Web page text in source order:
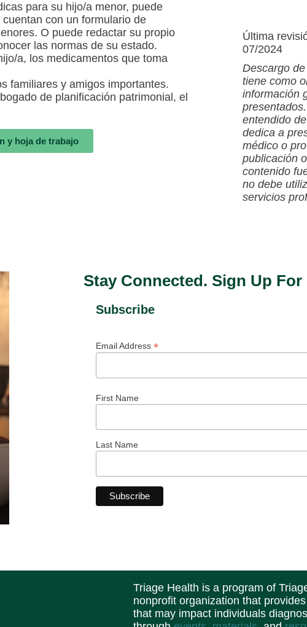
para su hijo/a menor, puede
con un formulario de
O puede redactar su propio
las normas de su estado.
a, los medicamentos que toma
familiares y amigos importantes.
de planificación patrimonial, el
y hoja de trabajo
Última
07/2024
Descargo
tiene como
información
entendido
dedica a
médico o
publicación
contenido
no debe
servicios
Stay Connected. Sign Up
Subscribe
Email Address*
First Name
Last Name
Triage Health is a program of
nonprofit organization that
that may impact individuals